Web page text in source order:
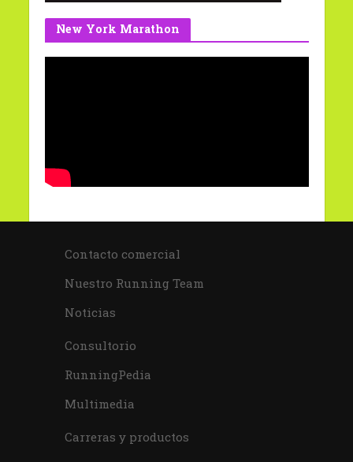
New York Marathon
Contacto comercial
Nuestro Running Team
Noticias
Consultorio
RunningPedia
Multimedia
Carreras y productos